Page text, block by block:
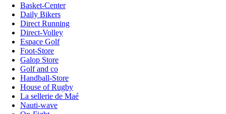
Basket-Center
Daily Bikers
Direct Running
Direct-Volley
Espace Golf
Foot-Store
Galop Store
Golf and co
Handball-Store
House of Rugby
La sellerie de Maé
Nauti-wave